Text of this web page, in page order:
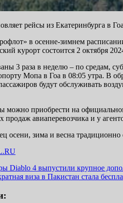
рейсы из Екатеринбурга в
в осенне-зимнем
курорт состоится 2 октября
3 раза в неделю – по средам,
Мопа в Гоа в 08:05 утра. В
будут обслуживать
можно приобрести на
продаж авиаперевозчика и у
осени, зима и весна
Diablo 4 выпустили крупное
виза в Пакистан стала